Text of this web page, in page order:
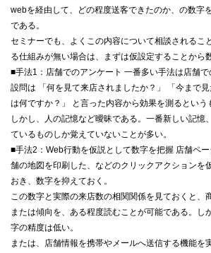
webを経由して、どの程度送客できたのか、の数字
である。
セミナーでも、よくこの内容について相談されるこ
る仕組みが無い場合は、まずは仮設定することから
■手法1：店舗でのアンケート 一番多い手法は店舗
設問は 「何を見て来店されましたか？」 「今まで
は何ですか？」 と言った内容から効果を測るという
しかし、人の記憶など曖昧である。一番新しい記憶
ているものしか覚えていないことが多い。
■手法2：Web行動を仮説として数字を把握 店舗ペ
舗の地図を印刷した、などのクリックアクションを
おき、数字を抑えておく。
この数字と実際の来店数の相関関係を見ておくと、
または傾向を、ある程度読むことが可能である。し
字の精度は低い。
または、店舗情報を携帯やメールへ送信する機能を